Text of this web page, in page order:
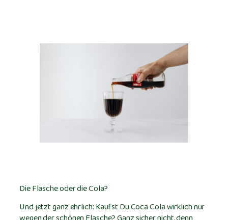
Die Flasche oder die Cola?
Und jetzt ganz ehrlich: Kaufst Du Coca Cola wirklich nur